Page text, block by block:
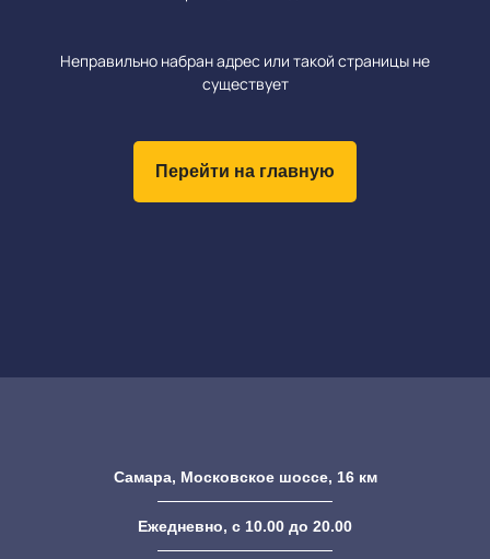
Неправильно набран адрес или такой страницы не
существует
Перейти на главную
Самара, Московское шоссе, 16 км
Ежедневно, с 10.00 до 20.00